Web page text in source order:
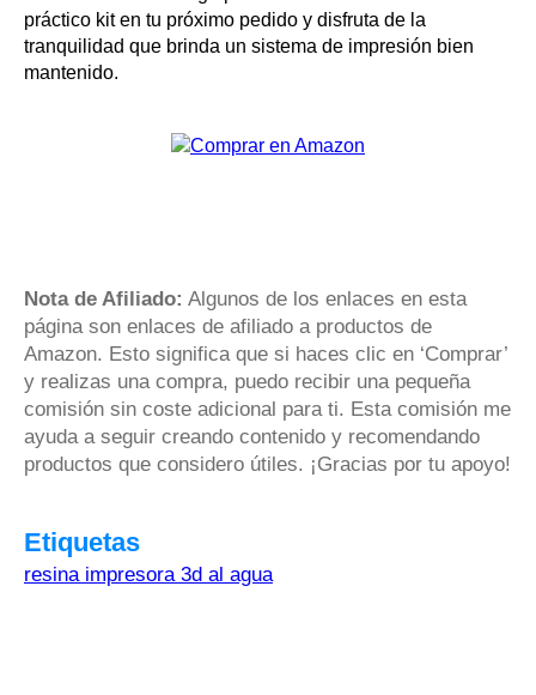
práctico kit en tu próximo pedido y disfruta de la
tranquilidad que brinda un sistema de impresión bien
mantenido.
Nota de Afiliado: Algunos de los enlaces en esta
página son enlaces de afiliado a productos de
Amazon. Esto significa que si haces clic en ‘Comprar’
y realizas una compra, puedo recibir una pequeña
comisión sin coste adicional para ti. Esta comisión me
ayuda a seguir creando contenido y recomendando
productos que considero útiles. ¡Gracias por tu apoyo!
Etiquetas
resina impresora 3d al agua